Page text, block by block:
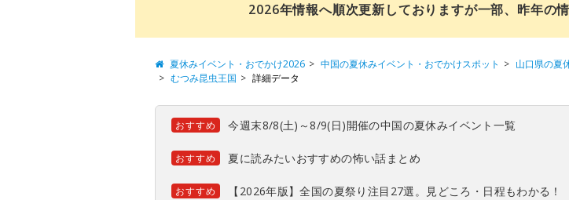
2026年情報へ順次更新しておりますが一部、昨年の
夏休みイベント・おでかけ2026 中国の夏休みイベント・おでかけスポット 山口県の夏
むつみ昆虫王国
詳細データ
おすすめ 今週末8/8(土)～8/9(日)開催の中国の夏休みイベント一覧
おすすめ 夏に読みたいおすすめの怖い話まとめ
おすすめ 【2026年版】全国の夏祭り注目27選。見どころ・日程もわかる！